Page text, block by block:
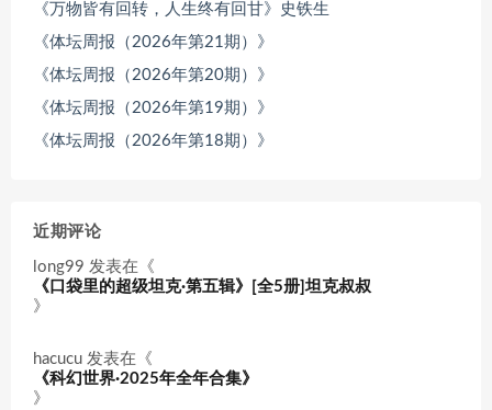
《万物皆有回转，人生终有回甘》史铁生
《体坛周报（2026年第21期）》
《体坛周报（2026年第20期）》
《体坛周报（2026年第19期）》
《体坛周报（2026年第18期）》
近期评论
long99 发表在《
《口袋里的超级坦克·第五辑》[全5册]坦克叔叔
》
hacucu 发表在《
《科幻世界·2025年全年合集》
》